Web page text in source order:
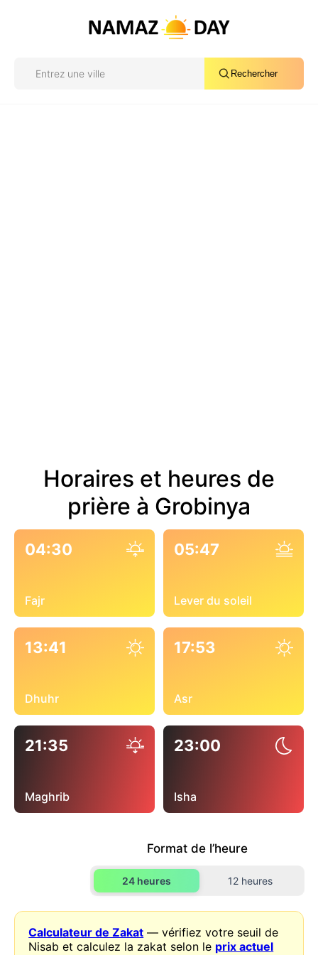
Rechercher
Horaires et heures de
prière à Grobinya
04:30
Fajr
05:47
Lever du soleil
13:41
Dhuhr
17:53
Asr
21:35
Maghrib
23:00
Isha
Format de l’heure
24 heures 12 heures
Calculateur de Zakat — vérifiez votre seuil de
Nisab et calculez la zakat selon le prix actuel